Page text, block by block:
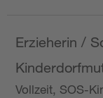
Erzieherin /
Vollzeit, SOS-